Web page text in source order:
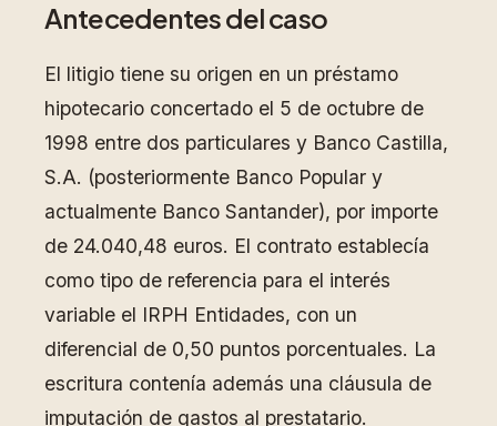
Antecedentes del caso
El litigio tiene su origen en un préstamo
hipotecario concertado el 5 de octubre de
1998 entre dos particulares y Banco Castilla,
S.A. (posteriormente Banco Popular y
actualmente Banco Santander), por importe
de 24.040,48 euros. El contrato establecía
como tipo de referencia para el interés
variable el IRPH Entidades, con un
diferencial de 0,50 puntos porcentuales. La
escritura contenía además una cláusula de
imputación de gastos al prestatario.